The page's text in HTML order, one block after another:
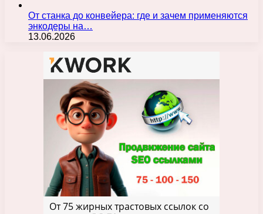
От станка до конвейера: где и зачем применяются
энкодеры на…
13.06.2026